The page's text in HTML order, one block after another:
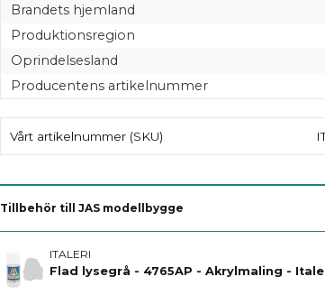
Brandets hjemland
Produktionsregion
Oprindelsesland
Producentens artikelnummer
Vårt artikelnummer (SKU)
Tillbehör till JAS modellbygge
ITALERI
Flad lysegrå - 4765AP - Akrylmaling -